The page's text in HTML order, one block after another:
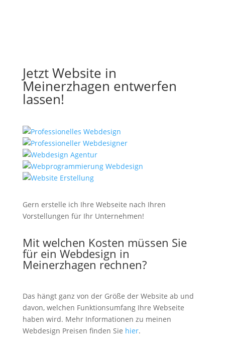
Jetzt Website in
Meinerzhagen entwerfen
lassen!
Gern erstelle ich Ihre Webseite nach Ihren
Vorstellungen für Ihr Unternehmen!
Mit welchen Kosten müssen Sie
für ein Webdesign in
Meinerzhagen rechnen?
Das hängt ganz von der Größe der Website ab und
davon, welchen Funktionsumfang Ihre Webseite
haben wird. Mehr Informationen zu meinen
Webdesign Preisen finden Sie hier.